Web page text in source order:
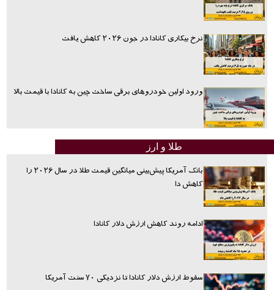
نرخ بیکاری کانادا در جون ۲۰۲۶ کاهش یافت
ورود اولین خودروهای برقی ساخت چین به کانادا با قیمت بالا
طلا و ارز
بانک آمریکا پیش‌بینی میانگین قیمت طلا در سال ۲۰۲۶ را
کاهش دا
ادامه روند کاهش ارزش دلار کانادا
سقوط ارزش دلار کانادا تا نزدیکی ۷۰ سنت آمریکا